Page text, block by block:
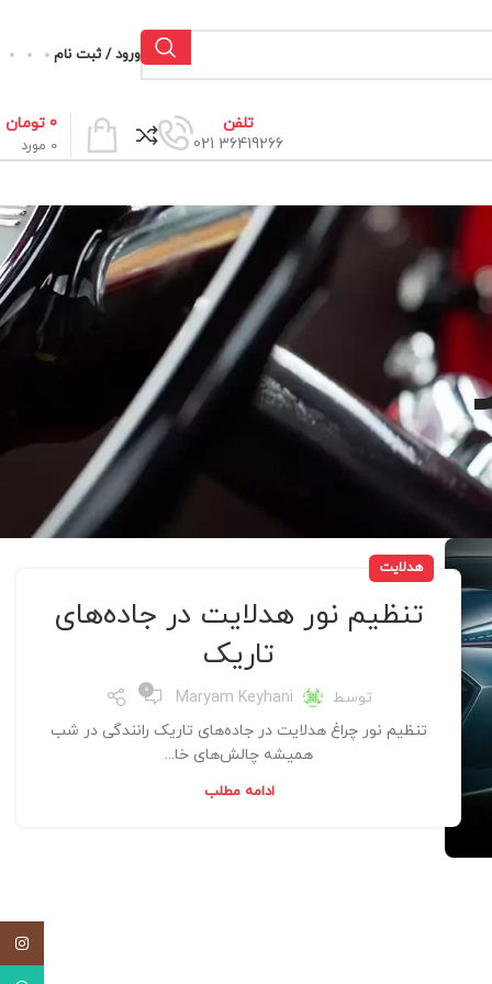
ورود / ثبت نام
تلفن
36419266 021
0 مورد
0 تومان
هدلایت
تنظیم نور هدلایت در جاده‌های
تاریک
توسط Maryam Keyhani
0
تنظیم نور چراغ هدلایت در جاده‌های تاریک رانندگی در شب
همیشه چالش‌های خا...
ادامه مطلب